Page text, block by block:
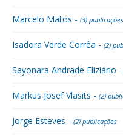
Marcelo Matos - (3) publicações
Isadora Verde Corrêa - (2)
Sayonara Andrade Eliziário -
Markus Josef Vlasits - (2)
Jorge Esteves - (2) publicações